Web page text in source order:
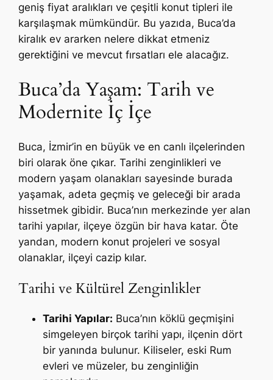
geniş fiyat aralıkları ve çeşitli konut tipleri ile
karşılaşmak mümkündür. Bu yazıda, Buca’da
kiralık ev ararken nelere dikkat etmeniz
gerektiğini ve mevcut fırsatları ele alacağız.
Buca’da Yaşam: Tarih ve
Modernite İç İçe
Buca, İzmir’in en büyük ve en canlı ilçelerinden
biri olarak öne çıkar. Tarihi zenginlikleri ve
modern yaşam olanakları sayesinde burada
yaşamak, adeta geçmiş ve geleceği bir arada
hissetmek gibidir. Buca’nın merkezinde yer alan
tarihi yapılar, ilçeye özgün bir hava katar. Öte
yandan, modern konut projeleri ve sosyal
olanaklar, ilçeyi cazip kılar.
Tarihi ve Kültürel Zenginlikler
Tarihi Yapılar: Buca’nın köklü geçmişini
simgeleyen birçok tarihi yapı, ilçenin dört
bir yanında bulunur. Kiliseler, eski Rum
evleri ve müzeler, bu zenginliğin